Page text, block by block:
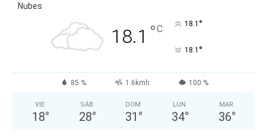
Nubes
18.1 °C 18.1 °
18.1 °
85 % 1.6kmh 100 %
VIE
18°
SÁB
28°
DOM
31 °
LUN
34°
MAR
36°